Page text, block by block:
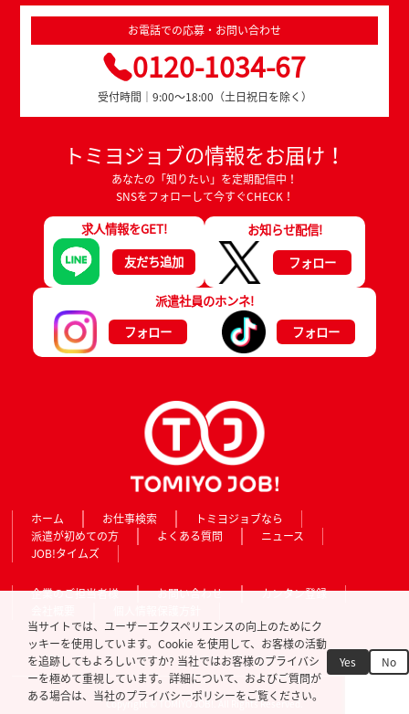
お電話での応募・お問い合わせ
0120-1034-67
受付時間｜9:00～18:00（土日祝日を除く）
トミヨジョブの情報をお届け！
あなたの「知りたい」を定期配信中！
SNSをフォローして今すぐCHECK！
求人情報をGET!
友だち追加
お知らせ配信!
フォロー
派遣社員のホンネ!
フォロー
フォロー
ホーム お仕事検索
トミヨジョブなら
派遣が初めての方
よくある質問
ニュース
JOB!タイムズ
企業のご担当者様 お問い合わせ
カンタン登録
Copyright © TOMIYO JOB!. All Rights Reserved.
当サイトでは、ユーザーエクスペリエンスの向上のためにク
ッキーを使用しています。Cookie を使用して、お客様の活動
を追跡してもよろしいですか? 当社ではお客様のプライバシ
ーを極めて重視しています。詳細について、およびご質問が
ある場合は、当社のプライバシーポリシーをご覧ください。
Yes No